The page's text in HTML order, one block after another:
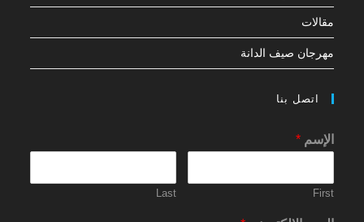
مقالات
مهرجان صيف الدانة
اتصل بنا
الإسم*
First
Last